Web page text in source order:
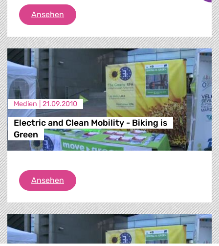
Ansehen GMO-free Europe
Medien | 21.09.2010
Electric and Clean Mobility - Biking is
Green
Ansehen Electric and Clean Mobility - Biking is